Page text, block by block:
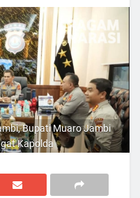
Bupati Muaro Jambi
Kapolda